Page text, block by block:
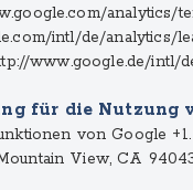
analytics/
intl/de/analytics/
www.google.de/intl/
für die Nutzung
von Google
View, CA